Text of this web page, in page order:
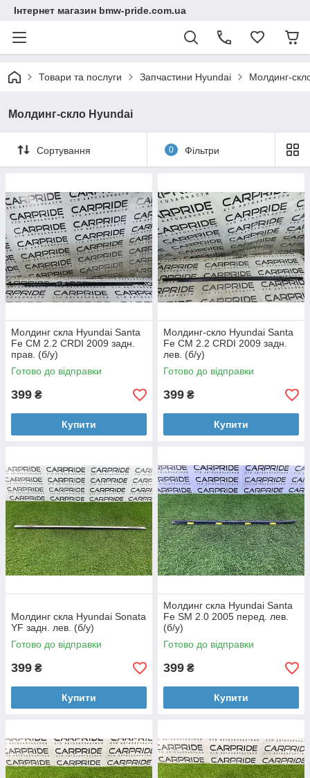
Інтернет магазин bmw-pride.com.ua
Товари та послуги Запчастини Hyundai Молдинг-
Молдинг-скло Hyundai
Сортування 0 Фільтри
Молдинг скла Hyundai Santa
Fe CM 2.2 CRDI 2009 задн.
прав. (б/у)
Готово до відправки
399 ₴
Купити
Молдинг-скло Hyundai Santa
Fe CM 2.2 CRDI 2009 задн.
лев. (б/у)
Готово до відправки
399 ₴
Купити
Молдинг скла Hyundai Sonata
YF задн. лев. (б/у)
Готово до відправки
399 ₴
Купити
Молдинг скла Hyundai Santa
Fe SM 2.0 2005 перед. лев.
(б/у)
Готово до відправки
399 ₴
Купити